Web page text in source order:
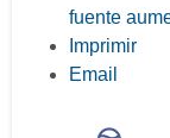
fuente
Imprimir
Email